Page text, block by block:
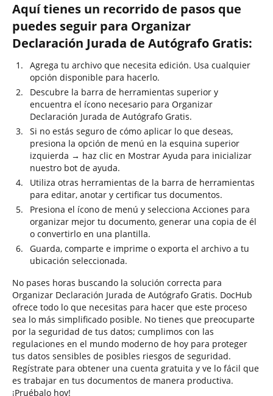
Aquí tienes un recorrido de pasos que
puedes seguir para Organizar
Declaración Jurada de Autógrafo Gratis:
Agrega tu archivo que necesita edición. Usa cualquier
opción disponible para hacerlo.
Descubre la barra de herramientas superior y
encuentra el ícono necesario para Organizar
Declaración Jurada de Autógrafo Gratis.
Si no estás seguro de cómo aplicar lo que deseas,
presiona la opción de menú en la esquina superior
izquierda → haz clic en Mostrar Ayuda para inicializar
nuestro bot de ayuda.
Utiliza otras herramientas de la barra de herramientas
para editar, anotar y certificar tus documentos.
Presiona el ícono de menú y selecciona Acciones para
organizar mejor tu documento, generar una copia de él
o convertirlo en una plantilla.
Guarda, comparte e imprime o exporta el archivo a tu
ubicación seleccionada.
No pases horas buscando la solución correcta para
Organizar Declaración Jurada de Autógrafo Gratis. DocHub
ofrece todo lo que necesitas para hacer que este proceso
sea lo más simplificado posible. No tienes que preocuparte
por la seguridad de tus datos; cumplimos con las
regulaciones en el mundo moderno de hoy para proteger
tus datos sensibles de posibles riesgos de seguridad.
Regístrate para obtener una cuenta gratuita y ve lo fácil que
es trabajar en tus documentos de manera productiva.
¡Pruébalo hoy!